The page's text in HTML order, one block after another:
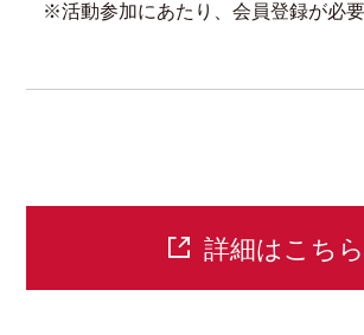
※活動参加にあたり、会員登録が必
詳細はこちら